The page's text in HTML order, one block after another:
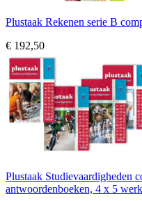
Plustaak Rekenen serie B
€ 192,50
Plustaak Studievaardigheden
antwoordenboeken, 4 x 5